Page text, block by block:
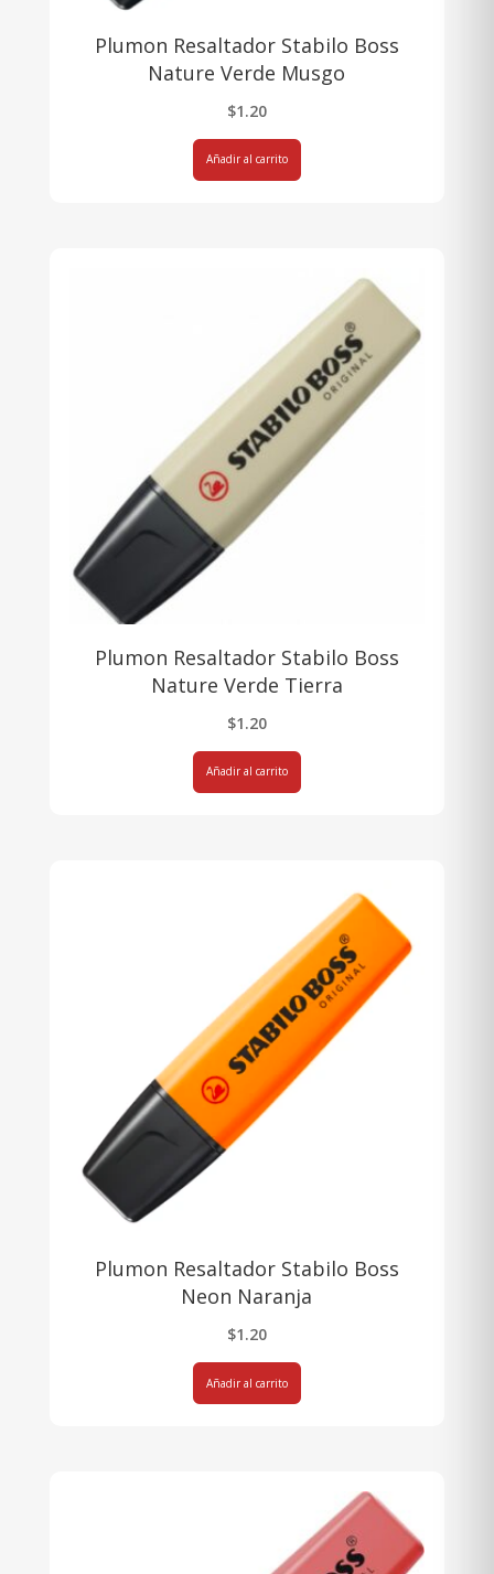
Plumon Resaltador Stabilo Boss
Nature Verde Musgo
$1.20
Añadir al carrito
Plumon Resaltador Stabilo Boss
Nature Verde Tierra
$1.20
Añadir al carrito
Plumon Resaltador Stabilo Boss
Neon Naranja
$1.20
Añadir al carrito